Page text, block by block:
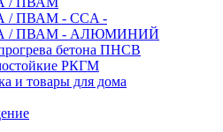
/ ПВАМ - CCA -
/ ПВАМ - АЛЮМИНИЙ
бетона ПНСВ
РКГМ
и товары для дома